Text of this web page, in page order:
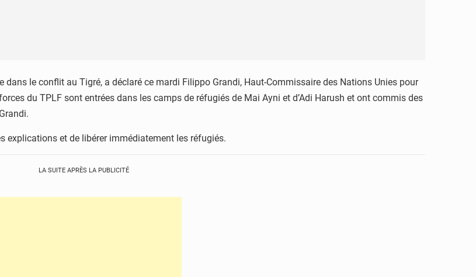
le conflit au Tigré, a déclaré ce mardi Filippo Grandi, Haut-Commissaire des Nations Unies pour
du TPLF sont entrées dans les camps de réfugiés de Mai Ayni et d’Adi Harush et ont commis des
explications et de libérer immédiatement les réfugiés.
LA SUITE APRÈS LA PUBLICITÉ